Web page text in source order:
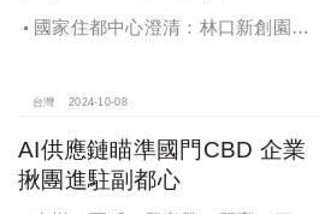
國家住都中心澄清：林口新創園秉
台灣 2024-10-08
AI供應鏈瞄準國門CBD 企業
揪團進駐副都心